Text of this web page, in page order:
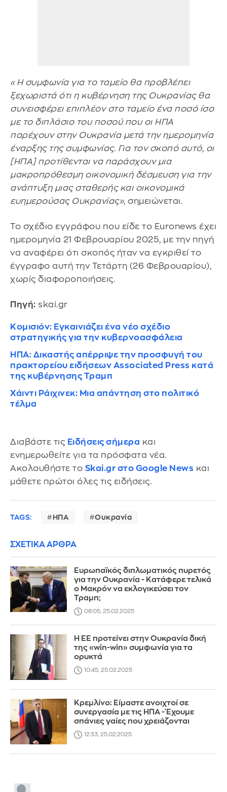
«Η συμφωνία για το ταμείο θα προβλέπει
ξεχωριστά ότι η κυβέρνηση της Ουκρανίας θα
συνεισφέρει επιπλέον στο ταμείο ένα ποσό ίσο
με το διπλάσιο του ποσού που οι ΗΠΑ
παρέχουν στην Ουκρανία μετά την ημερομηνία
έναρξης της συμφωνίας. Για τον σκοπό αυτό, οι
[ΗΠΑ] προτίθενται να παράσχουν μια
μακροπρόθεσμη οικονομική δέσμευση για την
ανάπτυξη μιας σταθερής και οικονομικά
ευημερούσας Ουκρανίας», σημειώνεται.
Το σχέδιο εγγράφου που είδε το Euronews έχει
ημερομηνία 21 Φεβρουαρίου 2025, με την πηγή
να αναφέρει ότι σκοπός ήταν να εγκριθεί το
έγγραφο αυτή την Τετάρτη (26 Φεβρουαρίου),
χωρίς διαφοροποιήσεις.
Πηγή: skai.gr
Κομισιόν: Εγκαινιάζει ένα νέο σχέδιο
στρατηγικής για την κυβερνοασφάλεια
ΗΠΑ: Δικαστής απέρριψε την προσφυγή του
πρακτορείου ειδήσεων Associated Press κατά
της κυβέρνησης Τραμπ
Χάιντι Ράιχινεκ: Μια απάντηση στο πολιτικό
τέλμα
Διαβάστε τις Ειδήσεις σήμερα και
ενημερωθείτε για τα πρόσφατα νέα.
Ακολουθήστε το Skai.gr στο Google News και
μάθετε πρώτοι όλες τις ειδήσεις.
TAGS: ΗΠΑ Ουκρανία
ΣΧΕΤΙΚΑ ΑΡΘΡΑ
Ευρωπαϊκός διπλωματικός πυρετός
για την Ουκρανία - Κατάφερε τελικά
ο Μακρόν να εκλογικεύσει τον
Τραμπ;
08:05, 25.02.2025
Η ΕΕ προτείνει στην Ουκρανία δική
της «win-win» συμφωνία για τα
ορυκτά
10:45, 25.02.2025
Κρεμλίνο: Είμαστε ανοιχτοί σε
συνεργασία με τις ΗΠΑ - Έχουμε
σπάνιες γαίες που χρειάζονται
12:33, 25.02.2025